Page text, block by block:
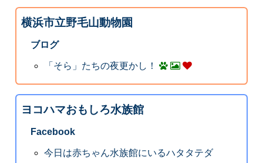
横浜市立野毛山動物園
ブログ
「そら」たちの夜更かし！
ヨコハマおもしろ水族館
Facebook
今日は赤ちゃん水族館にいるハタタテダ